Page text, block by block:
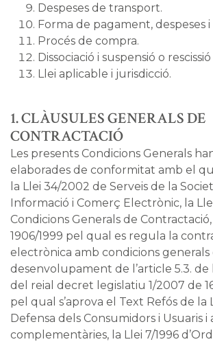
Despeses de transport.
Forma de pagament, despeses
Procés de compra.
Dissociació i suspensió o
Llei aplicable i jurisdicció.
1. CLÀUSULES GENERALS DE
CONTRACTACIÓ
Les presents Condicions Generals
elaborades de conformitat amb el
la Llei 34/2002 de Serveis de la
Informació i Comerç Electrònic, la
Condicions Generals de
1906/1999 pel qual es regula la
electrònica amb condicions generals
desenvolupament de l’article 5.3. de
del reial decret legislatiu 1/2007 de
pel qual s’aprova el Text Refós de la
Defensa dels Consumidors i Usuaris i
complementàries, la Llei 7/1996